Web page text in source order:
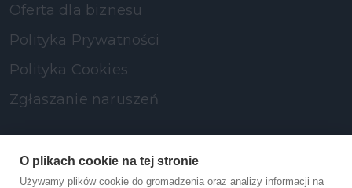
Oferta dla biznesu
Polityka Prywatności
Polityka Cookies
Zgłaszanie naruszeń
O plikach cookie na tej stronie
Używamy plików cookie do gromadzenia oraz analizy informacji na